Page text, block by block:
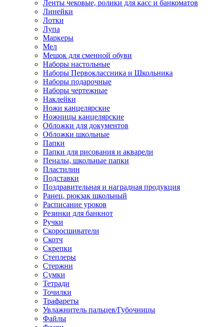
Ленты чековые, ролики для касс и банкоматов
Линейки
Лотки
Лупа
Маркеры
Мел
Мешок для сменной обуви
Наборы настольные
Наборы Первоклассника и Школьника
Наборы подарочные
Наборы чертежные
Наклейки
Ножи канцелярские
Ножницы канцелярские
Обложки для документов
Обложки школьные
Папки
Папки для рисования и акварели
Пеналы, школьные папки
Пластилин
Подставки
Поздравительная и наградная продукция
Ранец, рюкзак школьный
Расписание уроков
Резинки для банкнот
Ручки
Скоросшиватели
Скотч
Скрепки
Степлеры
Стержни
Сумки
Тетради
Точилки
Трафареты
Увлажнитель пальцев/Губочницы
Файлы